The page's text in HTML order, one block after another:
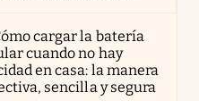
cargar la batería
cuando no hay
en casa: la manera
sencilla y segura